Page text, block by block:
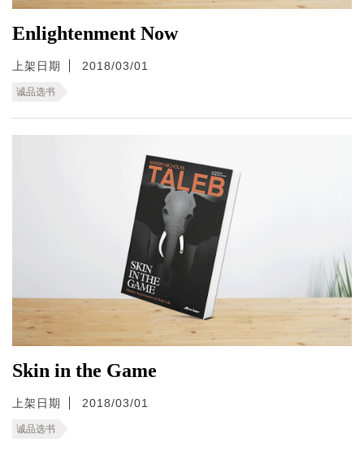
Enlightenment Now
上架日期 2018/03/01
诚品选书
Skin in the Game
上架日期 2018/03/01
诚品选书